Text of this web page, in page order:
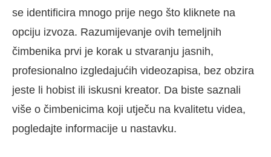
se identificira mnogo prije nego što kliknete na
opciju izvoza. Razumijevanje ovih temeljnih
čimbenika prvi je korak u stvaranju jasnih,
profesionalno izgledajućih videozapisa, bez obzira
jeste li hobist ili iskusni kreator. Da biste saznali
više o čimbenicima koji utječu na kvalitetu videa,
pogledajte informacije u nastavku.